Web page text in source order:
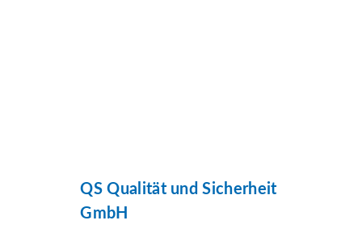
QS Qualität und Sicherheit
GmbH